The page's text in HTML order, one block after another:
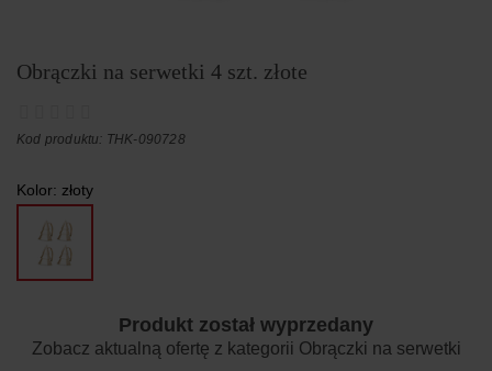
Obrączki na serwetki 4 szt. złote
Kod produktu: THK-090728
Kolor: złoty
Produkt został wyprzedany
Zobacz aktualną ofertę z kategorii Obrączki na serwetki